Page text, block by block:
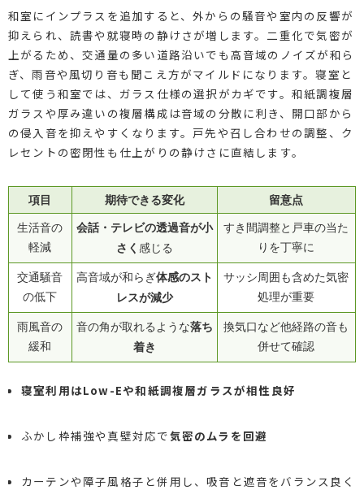
和室にインプラスを追加すると、外からの騒音や室内の反響が
抑えられ、読書や就寝時の静けさが増します。二重化で気密が
上がるため、交通量の多い道路沿いでも高音域のノイズが和ら
ぎ、雨音や風切り音も聞こえ方がマイルドになります。寝室と
して使う和室では、ガラス仕様の選択がカギです。和紙調複層
ガラスや厚み違いの複層構成は音域の分散に利き、開口部から
の侵入音を抑えやすくなります。戸先や召し合わせの調整、ク
レセントの密閉性も仕上がりの静けさに直結します。
項目 期待できる変化 留意点
生活音の
軽減
会話・テレビの透過音が小
さく 感じる
すき間調整と戸車の当た
りを丁寧に
交通騒音
の低下
高音域が和らぎ体感のスト
レスが減少
サッシ周囲も含めた気密
処理が重要
雨風音の
緩和
音の角が取れるような落ち
着き
換気口など他経路の音も
併せて確認
寝室利用はLow-Eや和紙調複層ガラスが相性良好
ふかし枠補強や真壁対応で気密のムラを回避
カーテンや障子風格子と併用し、吸音と遮音をバランス良く